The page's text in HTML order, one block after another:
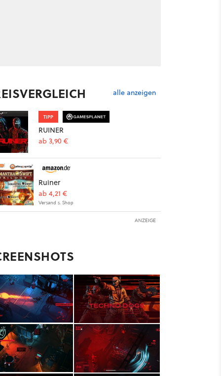
alle anzeigen
TIPP
RUINER
ab 3,90 €
Ruiner
ab 4,21 €
Versand s. Shop
ANZEIGE